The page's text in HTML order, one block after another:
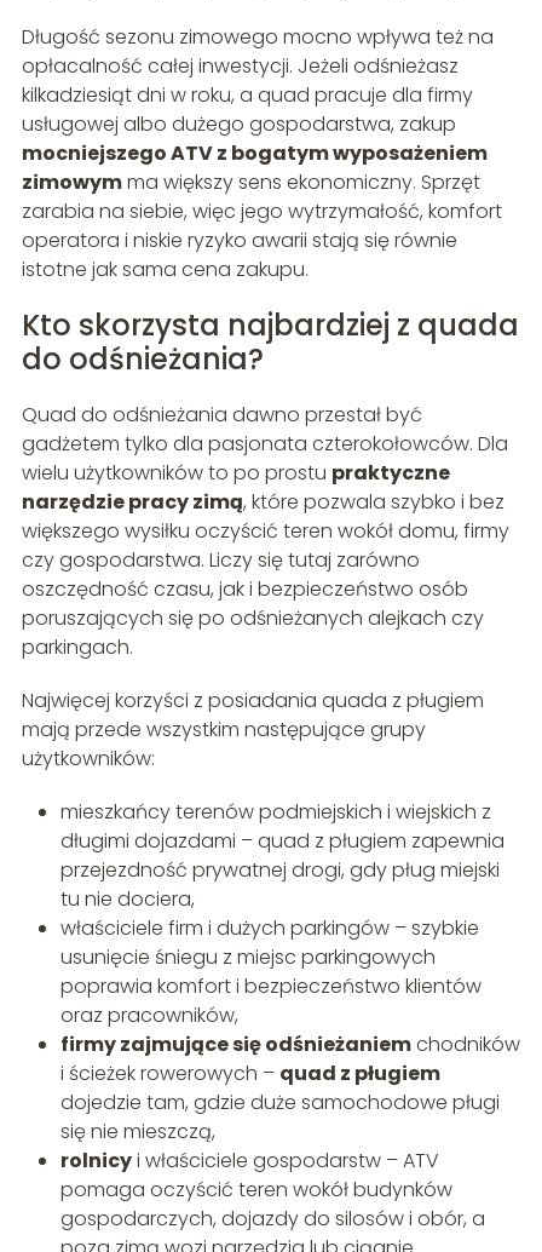
Długość sezonu zimowego mocno wpływa też na
opłacalność całej inwestycji. Jeżeli odśnieżasz
kilkadziesiąt dni w roku, a quad pracuje dla firmy
usługowej albo dużego gospodarstwa, zakup
mocniejszego ATV z bogatym wyposażeniem
zimowymma większy sens ekonomiczny. Sprzęt
zarabia na siebie, więc jego wytrzymałość, komfort
operatora i niskie ryzyko awarii stają się równie
istotne jak sama cena zakupu.
Kto skorzysta najbardziej z quada
do odśnieżania?
Quad do odśnieżania dawno przestał być
gadżetem tylko dla pasjonata czterokołowców. Dla
wielu użytkowników to po prostu praktyczne
narzędzie pracy zimą, które pozwala szybko i bez
większego wysiłku oczyścić teren wokół domu, firmy
czy gospodarstwa. Liczy się tutaj zarówno
oszczędność czasu, jak i bezpieczeństwo osób
poruszających się po odśnieżanych alejkach czy
parkingach.
Najwięcej korzyści z posiadania quada z pługiem
mają przede wszystkim następujące grupy
użytkowników:
mieszkańcy terenów podmiejskich i wiejskich z
długimi dojazdami – quad z pługiem zapewnia
przejezdność prywatnej drogi, gdy pług miejski
tu nie dociera,
właściciele firm i dużych parkingów – szybkie
usunięcie śniegu z miejsc parkingowych
poprawia komfort i bezpieczeństwo klientów
oraz pracowników,
firmy zajmujące się odśnieżaniemchodników
i ścieżek rowerowych – quad z pługiem
dojedzie tam, gdzie duże samochodowe pługi
się nie mieszczą,
rolnicyi właściciele gospodarstw – ATV
pomaga oczyścić teren wokół budynków
gospodarczych, dojazdy do silosów i obór, a